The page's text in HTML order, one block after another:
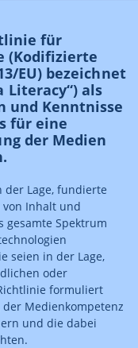
für
(Kodifizierte
EU) bezeichnet
Literacy“) als
und Kenntnisse
für eine
der Medien
der Lage, fundierte
von Inhalt und
gesamte Spektrum
seien in der Lage,
oder
formuliert
Medienkompetenz
und die dabei